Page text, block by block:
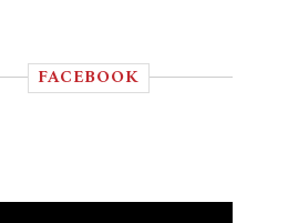
FACEBOOK